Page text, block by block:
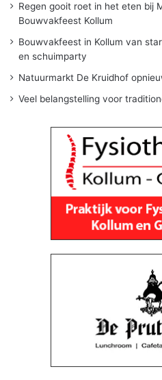
Regen gooit roet in het eten bij
Bouwvakfeest Kollum
Bouwvakfeest in Kollum van
en schuimparty
Natuurmarkt De Kruidhof
Veel belangstelling voor